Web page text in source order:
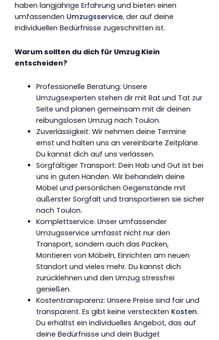
haben langjährige Erfahrung und bieten einen
umfassenden Umzugsservice, der auf deine
individuellen Bedürfnisse zugeschnitten ist.
Warum sollten du dich für Umzug Klein
entscheiden?
Professionelle Beratung: Unsere
Umzugsexperten stehen dir mit Rat und Tat zur
Seite und planen gemeinsam mit dir deinen
reibungslosen Umzug nach Toulon.
Zuverlässigkeit: Wir nehmen deine Termine
ernst und halten uns an vereinbarte Zeitpläne.
Du kannst dich auf uns verlassen.
Sorgfältiger Transport: Dein Hab und Gut ist bei
uns in guten Händen. Wir behandeln deine
Möbel und persönlichen Gegenstände mit
äußerster Sorgfalt und transportieren sie sicher
nach Toulon.
Komplettservice: Unser umfassender
Umzugsservice umfasst nicht nur den
Transport, sondern auch das Packen,
Montieren von Möbeln, Einrichten am neuen
Standort und vieles mehr. Du kannst dich
zurücklehnen und den Umzug stressfrei
genießen.
Kostentransparenz: Unsere Preise sind fair und
transparent. Es gibt keine versteckten Kosten.
Du erhältst ein individuelles Angebot, das auf
deine Bedürfnisse und dein Budget